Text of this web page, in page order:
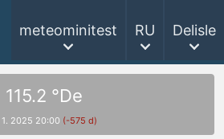
meteominitest RU Delisle
115.2 °De
1. 2025 20:00 (-575 d)